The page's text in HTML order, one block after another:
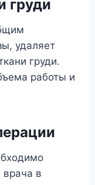
груди
удаляет
груди.
работы и
в